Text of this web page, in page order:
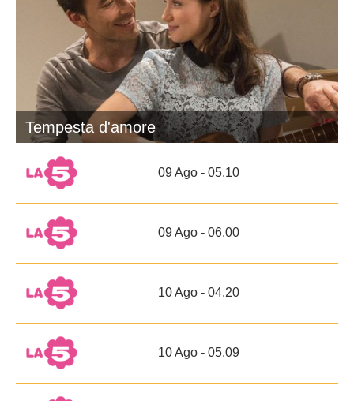
Tempesta d'amore
09 Ago - 05.10
09 Ago - 06.00
10 Ago - 04.20
10 Ago - 05.09